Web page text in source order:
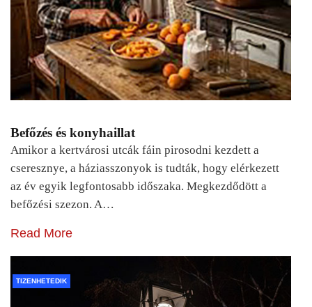
Befőzés és konyhaillat
Amikor a kertvárosi utcák fáin pirosodni kezdett a
cseresznye, a háziasszonyok is tudták, hogy elérkezett
az év egyik legfontosabb időszaka. Megkezdődött a
befőzési szezon. A…
Read More
TIZENHETEDIK